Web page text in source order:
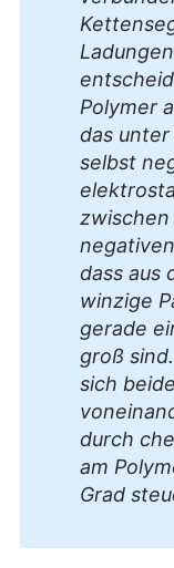
Polymer
das
selbst
dass aus
winzige
gerade
groß
sich
durch
am
Grad